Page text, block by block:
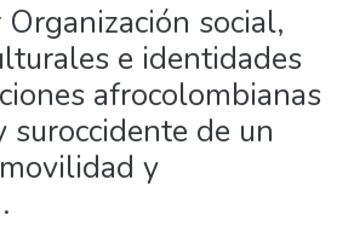
social,
e identidades
afrocolombianas
suroccidente de un
y